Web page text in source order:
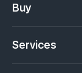
Buy
Services